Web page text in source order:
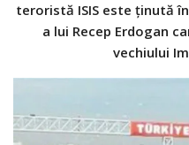
teroristă ISIS este ținută
a lui Recep Erdogan
vechiului